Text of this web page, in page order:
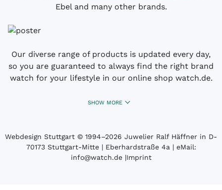
Ebel and many other brands.
Our diverse range of products is updated every day,
so you are guaranteed to always find the right brand
watch for your lifestyle in our online shop watch.de.
SHOW MORE
Webdesign Stuttgart © 1994­–2026 Juwelier Ralf Häffner in D-
70173 Stuttgart-Mitte | Eberhardstraße 4a | eMail:
info@watch.de|Imprint